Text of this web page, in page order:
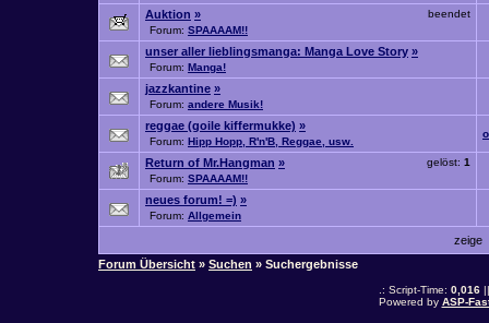
beendet
Auktion »
Forum: SPAAAAM!!
unser aller lieblingsmanga: Manga Love Story »
Forum: Manga!
jazzkantine »
Forum: andere Musik!
reggae (goile kiffermukke) »
Forum: Hipp Hopp, R'n'B, Reggae, usw.
gelöst: 1
Return of Mr.Hangman »
Forum: SPAAAAM!!
neues forum! =) »
Forum: Allgemein
zeige
Forum Übersicht » Suchen » Suchergebnisse
.: Script-Time: 0,016||
Powered by ASP-